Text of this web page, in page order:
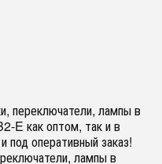
переключатели, лампы в
E как оптом, так и в
под оперативный заказ!
лампы в